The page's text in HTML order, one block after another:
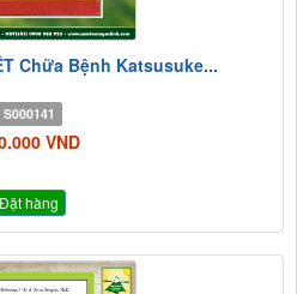
Chữa Bệnh Katsusuke...
S000141
VND
Đặt hàng